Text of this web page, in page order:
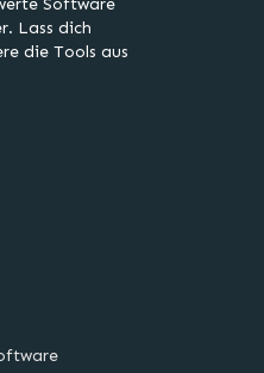
Software
Lass dich
die Tools aus